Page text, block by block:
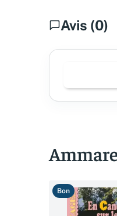
Avis (0)
Bon